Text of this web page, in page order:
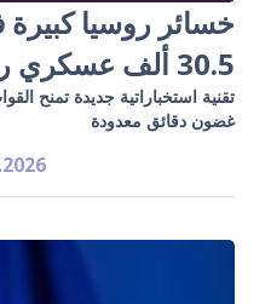
خسائر روسيا
30.5 ألف عسكري روسي تم تحييدهم
تقنية استخباراتية جديدة تمنح
غضون دقائق معدودة